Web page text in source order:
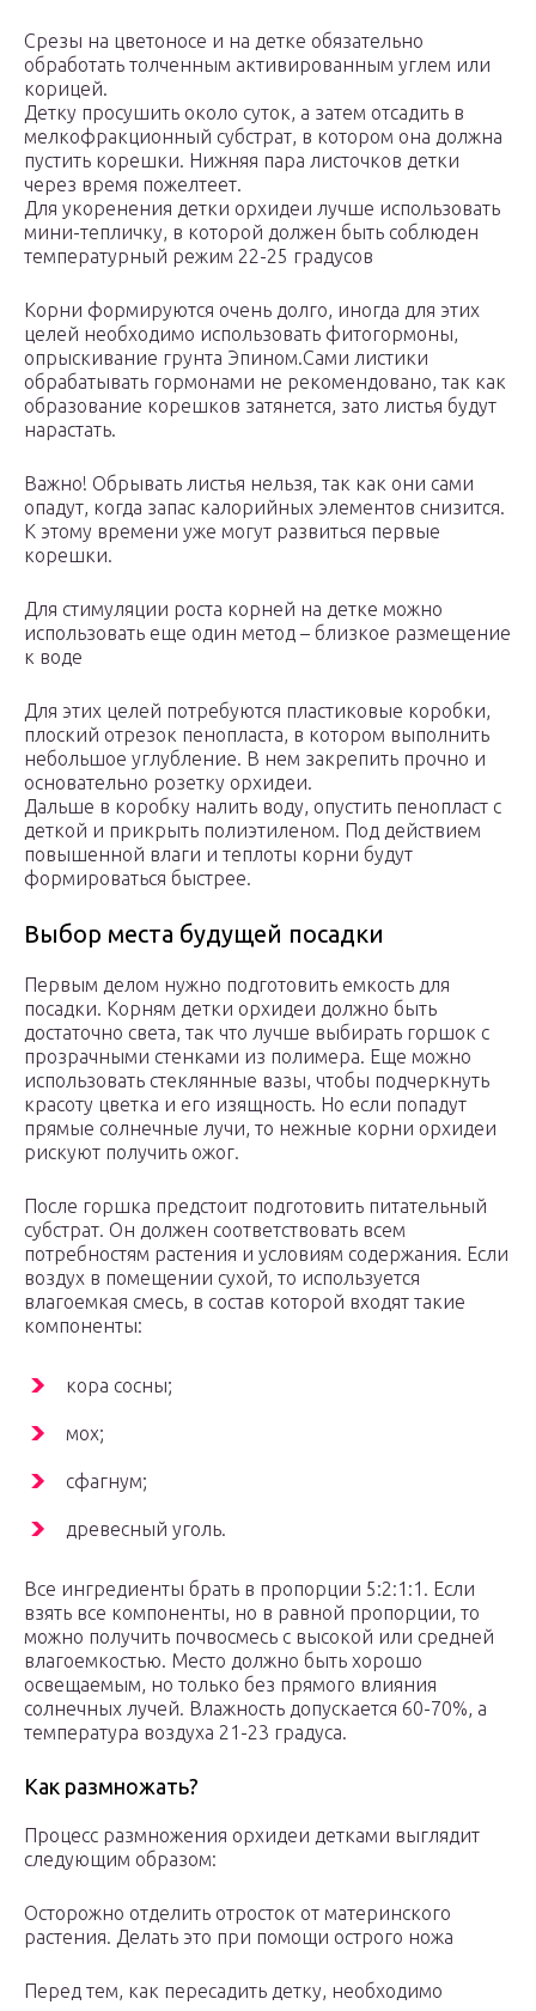
Срезы на цветоносе и на детке обязательно
обработать толченным активированным углем или
корицей.
Детку просушить около суток, а затем отсадить в
мелкофракционный субстрат, в котором она должна
пустить корешки. Нижняя пара листочков детки
через время пожелтеет.
Для укоренения детки орхидеи лучше использовать
мини-тепличку, в которой должен быть соблюден
температурный режим 22-25 градусов
Корни формируются очень долго, иногда для этих
целей необходимо использовать фитогормоны,
опрыскивание грунта Эпином.Сами листики
обрабатывать гормонами не рекомендовано, так как
образование корешков затянется, зато листья будут
нарастать.
Важно! Обрывать листья нельзя, так как они сами
опадут, когда запас калорийных элементов снизится.
К этому времени уже могут развиться первые
корешки.
Для стимуляции роста корней на детке можно
использовать еще один метод – близкое размещение
к воде
Для этих целей потребуются пластиковые коробки,
плоский отрезок пенопласта, в котором выполнить
небольшое углубление. В нем закрепить прочно и
основательно розетку орхидеи.
Дальше в коробку налить воду, опустить пенопласт с
деткой и прикрыть полиэтиленом. Под действием
повышенной влаги и теплоты корни будут
формироваться быстрее.
Выбор места будущей посадки
Первым делом нужно подготовить емкость для
посадки. Корням детки орхидеи должно быть
достаточно света, так что лучше выбирать горшок с
прозрачными стенками из полимера. Еще можно
использовать стеклянные вазы, чтобы подчеркнуть
красоту цветка и его изящность. Но если попадут
прямые солнечные лучи, то нежные корни орхидеи
рискуют получить ожог.
После горшка предстоит подготовить питательный
субстрат. Он должен соответствовать всем
потребностям растения и условиям содержания. Если
воздух в помещении сухой, то используется
влагоемкая смесь, в состав которой входят такие
компоненты:
кора сосны;
мох;
сфагнум;
древесный уголь.
Все ингредиенты брать в пропорции 5:2:1:1. Если
взять все компоненты, но в равной пропорции, то
можно получить почвосмесь с высокой или средней
влагоемкостью. Место должно быть хорошо
освещаемым, но только без прямого влияния
солнечных лучей. Влажность допускается 60-70%, а
температура воздуха 21-23 градуса.
Как размножать?
Процесс размножения орхидеи детками выглядит
следующим образом:
Осторожно отделить отросток от материнского
растения. Делать это при помощи острого ножа
Перед тем, как пересадить детку, необходимо